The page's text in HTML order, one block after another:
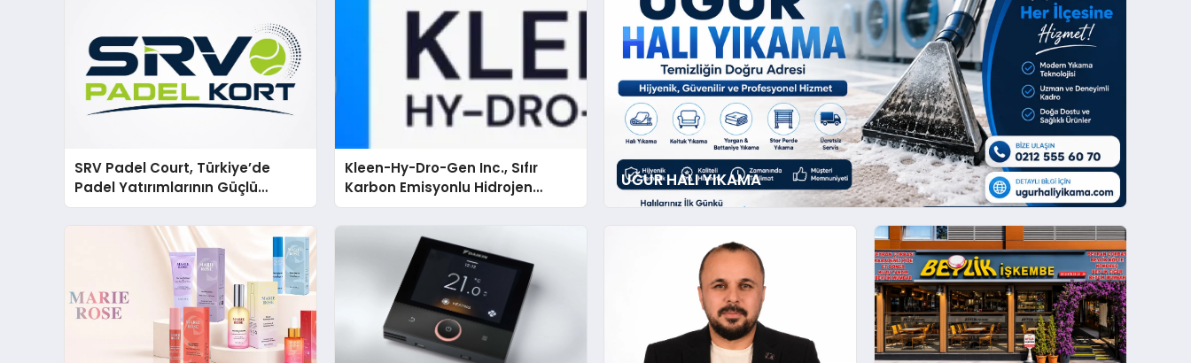
SRV Padel Court, Türkiye’de
Padel Yatırımlarının Güçlü
Markası Olmayı Sürdürüyor
Kleen-Hy-Dro-Gen Inc., Sıfır
Karbon Emisyonlu Hidrojen
Isıtma Teknolojisinde ISO ve
TSSA Düzenleyici Onaylarını Aldı
UĞUR HALI YIKAMA